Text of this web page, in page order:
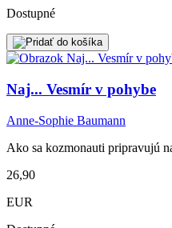
Dostupné
Naj... Vesmír v pohybe
Anne-Sophie Baumann
Ako sa kozmonauti pripravujú
26,90
EUR